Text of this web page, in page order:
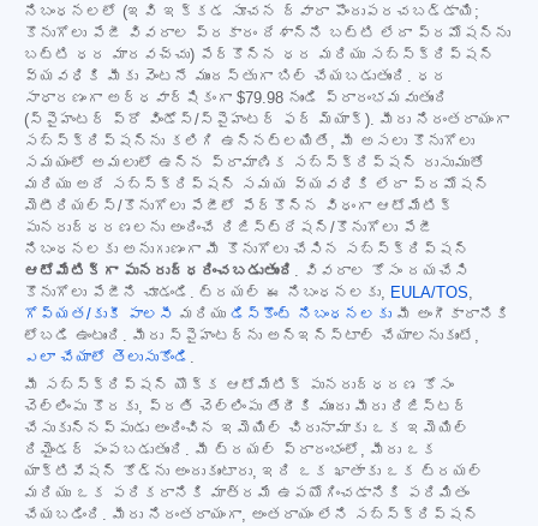
నిబంధనలలో (ఇవి ఇక్కడ సూచన ద్వారా పొందుపరచబడ్డాయి;
కొనుగోలు పేజీ వివరాల ప్రకారం దేశాన్ని బట్టి లేదా ప్రమోషన్‌ను
బట్టి ధర మారవచ్చు) పేర్కొన్న ధర మరియు సబ్‌స్క్రిప్షన్
వ్యవధికి మీకు వెంటనే ముందస్తుగా బిల్ చేయబడుతుంది. ధర
సాధారణంగా అర్ధవార్షికంగా $79.98 నుండి ప్రారంభమవుతుంది
(స్పైహంటర్ ప్రో విండోస్/స్పైహంటర్ ఫర్ మ్యాక్). మీరు నిరంతరాయంగా
సబ్‌స్క్రిప్షన్‌ను కలిగి ఉన్నట్లయితే, మీ అసలు కొనుగోలు
సమయంలో అమలులో ఉన్న ప్రామాణిక సబ్‌స్క్రిప్షన్ రుసుముతో
మరియు అదే సబ్‌స్క్రిప్షన్ సమయ వ్యవధికి లేదా ప్రమోషన్
మెటీరియల్స్/కొనుగోలు పేజీలో పేర్కొన్న విధంగా ఆటోమేటిక్
పునరుద్ధరణలను అందించే రిజిస్ట్రేషన్/కొనుగోలు పేజీ
నిబంధనలకు అనుగుణంగా మీ కొనుగోలు చేసిన సబ్‌స్క్రిప్షన్
ఆటోమేటిక్‌గా పునరుద్ధరించబడుతుంది
. వివరాల కోసం దయచేసి
కొనుగోలు పేజీని చూడండి. ట్రయల్ ఈ నిబంధనలకు,
EULA/TOS
గోప్యత/కుకీ పాలసీ మరియు డిస్కౌంట్ నిబంధనలకు మీ అంగీకారానికి
లోబడి ఉంటుంది. మీరు స్పైహంటర్‌ను అన్‌ఇన్‌స్టాల్ చేయాలనుకుంటే,
ఎలా చేయాలో తెలుసుకోండి
మీ సబ్‌స్క్రిప్షన్ యొక్క ఆటోమేటిక్ పునరుద్ధరణ కోసం
చెల్లింపు కొరకు, ప్రతి చెల్లింపు తేదీకి ముందు మీరు రిజిస్టర్
చేసుకున్నప్పుడు అందించిన ఇమెయిల్ చిరునామాకు ఒక ఇమెయిల్
రిమైండర్ పంపబడుతుంది. మీ ట్రయల్ ప్రారంభంలో, మీరు ఒక
యాక్టివేషన్ కోడ్‌ను అందుకుంటారు, ఇది ఒక ఖాతాకు ఒక ట్రయల్
మరియు ఒక పరికరానికి మాత్రమే ఉపయోగించడానికి పరిమితం
చేయబడింది. మీరు నిరంతరాయంగా, అంతరాయం లేని సబ్‌స్క్రిప్షన్